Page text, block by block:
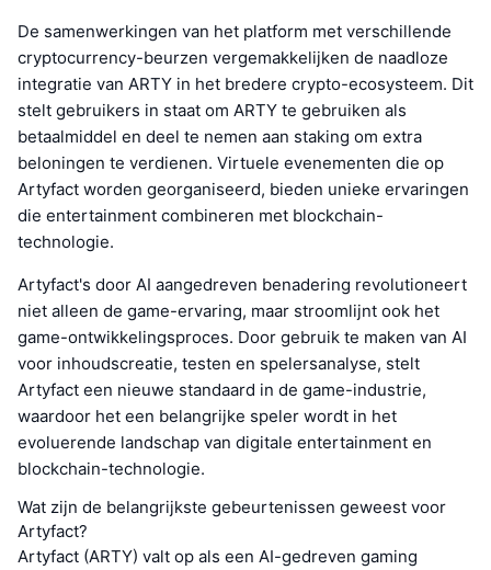
De samenwerkingen van het platform met verschillende
cryptocurrency-beurzen vergemakkelijken de naadloze
integratie van ARTY in het bredere crypto-ecosysteem. Dit
stelt gebruikers in staat om ARTY te gebruiken als
betaalmiddel en deel te nemen aan staking om extra
beloningen te verdienen. Virtuele evenementen die op
Artyfact worden georganiseerd, bieden unieke ervaringen
die entertainment combineren met blockchain-
technologie.
Artyfact's door AI aangedreven benadering revolutioneert
niet alleen de game-ervaring, maar stroomlijnt ook het
game-ontwikkelingsproces. Door gebruik te maken van AI
voor inhoudscreatie, testen en spelersanalyse, stelt
Artyfact een nieuwe standaard in de game-industrie,
waardoor het een belangrijke speler wordt in het
evoluerende landschap van digitale entertainment en
blockchain-technologie.
Wat zijn de belangrijkste gebeurtenissen geweest voor
Artyfact?
Artyfact (ARTY) valt op als een AI-gedreven gaming